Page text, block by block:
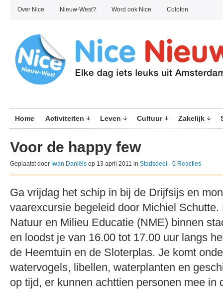
Over Nice Nieuw-West? Word ook Nice Colofon
Home Activiteiten Leven Cultuur Zakelijk
Voor de happy few
Geplaatst door Iwan Daniëls op 13 april 2011 in Stadsdeel · 0 Reacties
Ga vrijdag het schip in bij de Drijfsijs en
vaarexcursie begeleid door Michiel
Natuur en Milieu Educatie (NME) binnen
en loodst je van 16.00 tot 17.00 uur langs
de Heemtuin en de Sloterplas. Je komt
watervogels, libellen, waterplanten en
op tijd, er kunnen achttien personen mee in